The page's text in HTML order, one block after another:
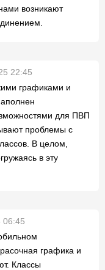
возникают
22:45
графиками и
для ПВП
проблемы с
В целом,
в эту
06:45
графика и
Классы